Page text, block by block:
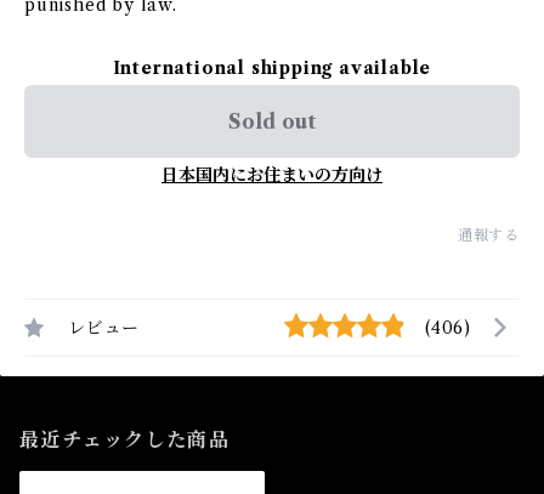
punished by law.
International shipping available
Sold out
日本国内にお住まいの方向け
通報する
レビュー (406)
最近チェックした商品